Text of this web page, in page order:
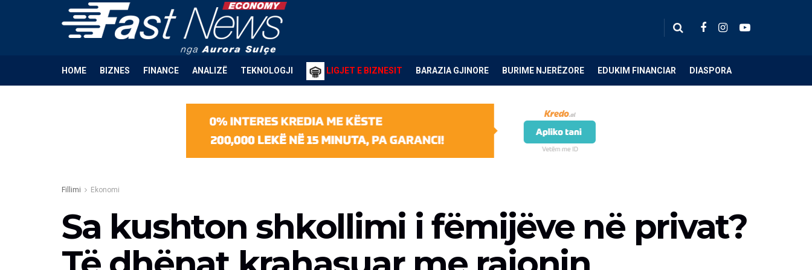
HOME BIZNES FINANCE ANALIZË TEKNOLOGJI LIGJET E BIZNESIT BARAZIA GJINORE BURIME NJERËZORE EDUKIM FINANCIAR DIASPORA
Fillimi Ekonomi
Sa kushton shkollimi i fëmijëve në privat?